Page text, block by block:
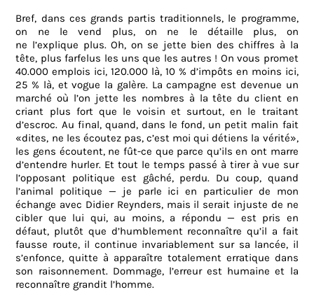
Bref, dans ces grands partis traditionnels, le programme,
on ne le vend plus, on ne le détaille plus, on
ne l’explique plus. Oh, on se jette bien des chiffres à la
tête, plus farfelus les uns que les autres ! On vous promet
40.000 emplois ici, 120.000 là, 10 % d’impôts en moins ici,
25 % là, et vogue la galère. La campagne est devenue un
marché où l’on jette les nombres à la tête du client en
criant plus fort que le voisin et surtout, en le traitant
d’escroc. Au final, quand, dans le fond, un petit malin fait
«dites, ne les écoutez pas, c’est moi qui détiens la vérité»,
les gens écoutent, ne fût-ce que parce qu’ils en ont marre
d’entendre hurler. Et tout le temps passé à tirer à vue sur
l’opposant politique est gâché, perdu. Du coup, quand
l’animal politique — je parle ici en particulier de mon
échange avec Didier Reynders, mais il serait injuste de ne
cibler que lui qui, au moins, a répondu — est pris en
défaut, plutôt que d’humblement reconnaître qu’il a fait
fausse route, il continue invariablement sur sa lancée, il
s’enfonce, quitte à apparaître totalement erratique dans
son raisonnement. Dommage, l’erreur est humaine et la
reconnaître grandit l’homme.